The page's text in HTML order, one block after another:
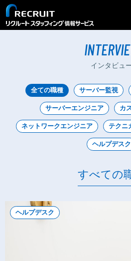
インタビュー
インタビュ
全ての職種 サーバー監視
サーバーエンジニア カ
ネットワークエンジニア テクニ
ヘルプデスク
すべての
ヘルプデスク